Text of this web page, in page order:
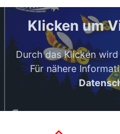
Klicken um
Durch das Klicken
Für nähere